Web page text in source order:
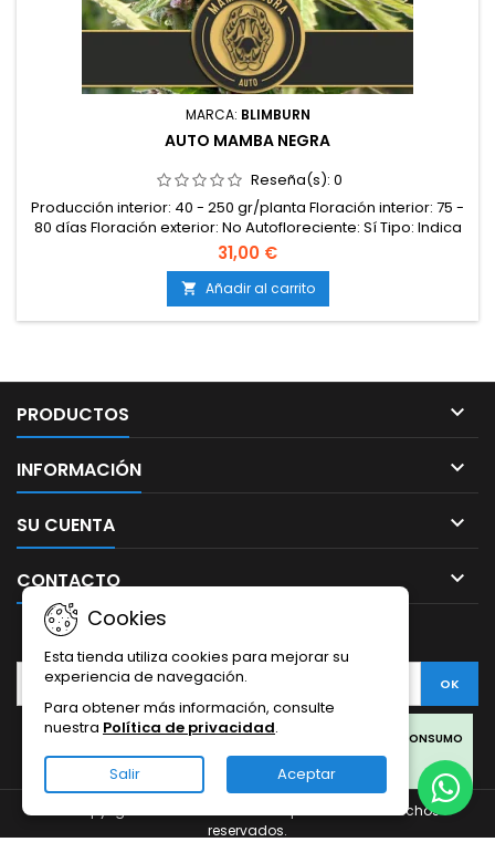
MARCA: BLIMBURN
AUTO MAMBA NEGRA
Reseña(s): 0
Producción interior: 40 - 250 gr/planta Floración interior: 75 -
80 días Floración exterior: No Autofloreciente: Sí Tipo: Indica
Genética: Mamba Negra Auto Efectos: No Feminizada: Sí
Altura: No CBD: 0,6% Sabor: No THC: 8 - 18%
31,00 €
 Añadir al carrito
PRODUCTOS 
INFORMACIÓN 
SU CUENTA 
CONTACTO 
Cookies
Esta tienda utiliza cookies para mejorar su
experiencia de navegación.
Para obtener más información, consulte
nuestra Política de privacidad.
Salir Aceptar
Facebook
Twitter
Rss LinkedIn
LOS PRODUCTOS SON SOLO PARA COLECCIONISMO Y NO PARA CONSUMO
LOS PRODUCTOS DE CBD OFERTADOS EN ESTA WEB PROVIENEN DEL
CÁÑAMO.
© Copyright 2026 Sativa Grow Shop. Todos los derechos
reservados.